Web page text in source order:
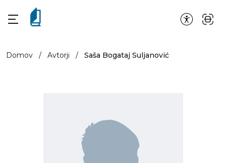
Domov / Avtorji / Saša Bogataj Suljanović